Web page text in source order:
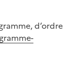
d’ordre